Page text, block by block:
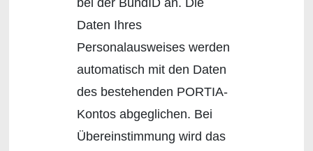
bei der BundID an. Die
Daten Ihres
Personalausweises werden
automatisch mit den Daten
des bestehenden PORTIA-
Kontos abgeglichen. Bei
Übereinstimmung wird das